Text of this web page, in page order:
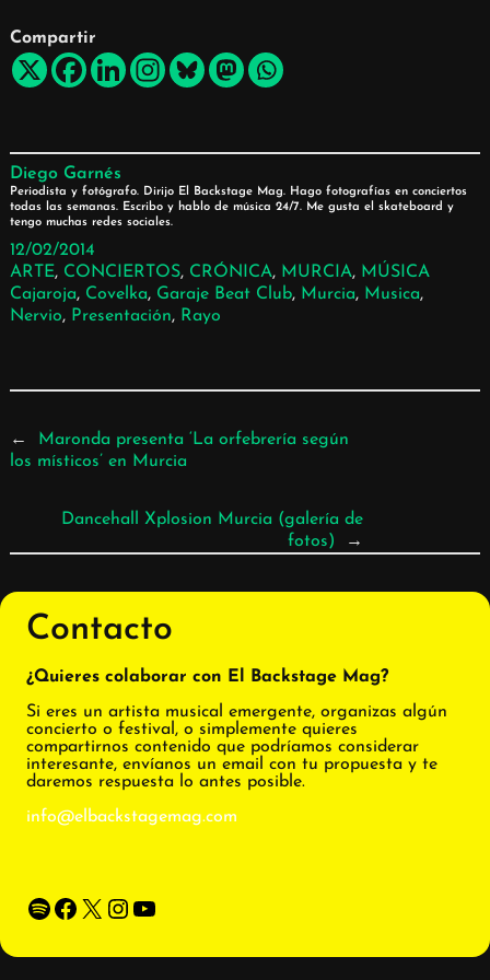
Compartir
Diego Garnés
Periodista y fotógrafo. Dirijo El Backstage Mag. Hago fotografías en conciertos
todas las semanas. Escribo y hablo de música 24/7. Me gusta el skateboard y
tengo muchas redes sociales.
12/02/2014
ARTE, CONCIERTOS, CRÓNICA, MURCIA, MÚSICA
Cajaroja, Covelka, Garaje Beat Club, Murcia, Musica ,
Nervio, Presentación, Rayo
←
Maronda presenta ‘La orfebrería según
los místicos’ en Murcia
Dancehall Xplosion Murcia (galería de
fotos)
→
Contacto
¿Quieres colaborar con El Backstage Mag?
Si eres un artista musical emergente, organizas algún
concierto o festival, o simplemente quieres
compartirnos contenido que podríamos considerar
interesante, envíanos un email con tu propuesta y te
daremos respuesta lo antes posible.
info@elbackstagemag.com
Spotify Facebook X Instagram YouTube